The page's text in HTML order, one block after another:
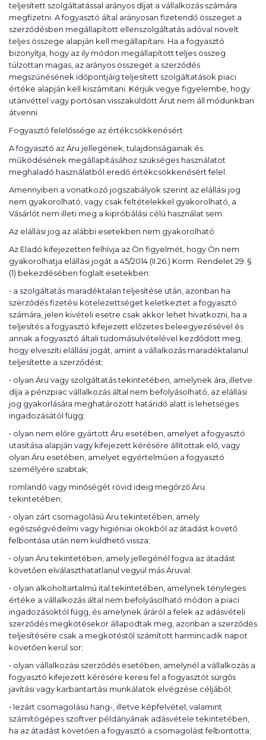
teljesített szolgáltatással arányos díjat a vállalkozás számára
megfizetni. A fogyasztó által arányosan fizetendő összeget a
szerződésben megállapított ellenszolgáltatás adóval növelt
teljes összege alapján kell megállapítani. Ha a fogyasztó
bizonyítja, hogy az ily módon megállapított teljes összeg
túlzottan magas, az arányos összeget a szerződés
megszűnésének időpontjáig teljesített szolgáltatások piaci
értéke alapján kell kiszámítani. Kérjük vegye figyelembe, hogy
utánvéttel vagy portósan visszaküldött Árut nem áll módunkban
átvenni.
Fogyasztó felelőssége az értékcsökkenésért
A fogyasztó az Áru jellegének, tulajdonságainak és
működésének megállapításához szükséges használatot
meghaladó használatból eredő értékcsökkenésért felel.
Amennyiben a vonatkozó jogszabályok szerint az elállási jog
nem gyakorolható, vagy csak feltételekkel gyakorolható, a
Vásárlót nem illeti meg a kipróbálási célú használat sem.
Az elállási jog az alábbi esetekben nem gyakorolható
Az Eladó kifejezetten felhívja az Ön figyelmét, hogy Ön nem
gyakorolhatja elállási jogát a 45/2014 (II.26.) Korm. Rendelet 29. §.
(1) bekezdésében foglalt esetekben:
• a szolgáltatás maradéktalan teljesítése után, azonban ha
szerződés fizetési kötelezettséget keletkeztet a fogyasztó
számára, jelen kivételi esetre csak akkor lehet hivatkozni, ha a
teljesítés a fogyasztó kifejezett előzetes beleegyezésével és
annak a fogyasztó általi tudomásulvételével kezdődött meg,
hogy elveszíti elállási jogát, amint a vállalkozás maradéktalanul
teljesítette a szerződést;
• olyan Áru vagy szolgáltatás tekintetében, amelynek ára, illetve
díja a pénzpiac vállalkozás által nem befolyásolható, az elállási
jog gyakorlására meghatározott határidő alatt is lehetséges
ingadozásától függ;
• olyan nem előre gyártott Áru esetében, amelyet a fogyasztó
utasítása alapján vagy kifejezett kérésére állítottak elő, vagy
olyan Áru esetében, amelyet egyértelműen a fogyasztó
személyére szabtak;
romlandó vagy minőségét rövid ideig megőrző Áru
tekintetében;
• olyan zárt csomagolású Áru tekintetében, amely
egészségvédelmi vagy higiéniai okokból az átadást követő
felbontása után nem küldhető vissza;
• olyan Áru tekintetében, amely jellegénél fogva az átadást
követően elválaszthatatlanul vegyül más Áruval;
• olyan alkoholtartalmú ital tekintetében, amelynek tényleges
értéke a vállalkozás által nem befolyásolható módon a piaci
ingadozásoktól függ, és amelynek áráról a felek az adásvételi
szerződés megkötésekor állapodtak meg, azonban a szerződés
teljesítésére csak a megkötéstől számított harmincadik napot
követően kerül sor;
• olyan vállalkozási szerződés esetében, amelynél a vállalkozás a
fogyasztó kifejezett kérésére keresi fel a fogyasztót sürgős
javítási vagy karbantartási munkálatok elvégzése céljából;
• lezárt csomagolású hang-, illetve képfelvétel, valamint
számítógépes szoftver példányának adásvétele tekintetében,
ha az átadást követően a fogyasztó a csomagolást felbontotta;